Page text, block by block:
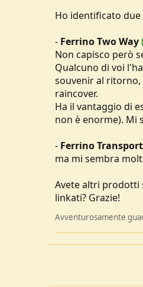
o
Ho identificato
- Ferrino Two Way
Non capisco però
Qualcuno di voi
souvenir al ritorno,
raincover.
Ha il vantaggio di
non è enorme). Mi
- Ferrino
ma mi sembra
Avete altri prodotti
linkati? Grazie!
Avventurosamente